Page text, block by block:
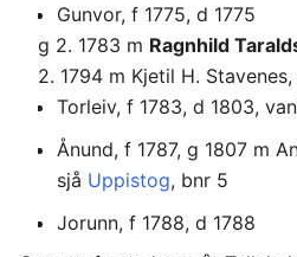
Gunvor, f 1775, d 1775
g 2. 1783 m Ragnhild
2. 1794 m Kjetil H.
Torleiv, f 1783, d 1803,
Ånund, f 1787, g 1807 m
sjå Uppistog, bnr 5
Jorunn, f 1788, d 1788